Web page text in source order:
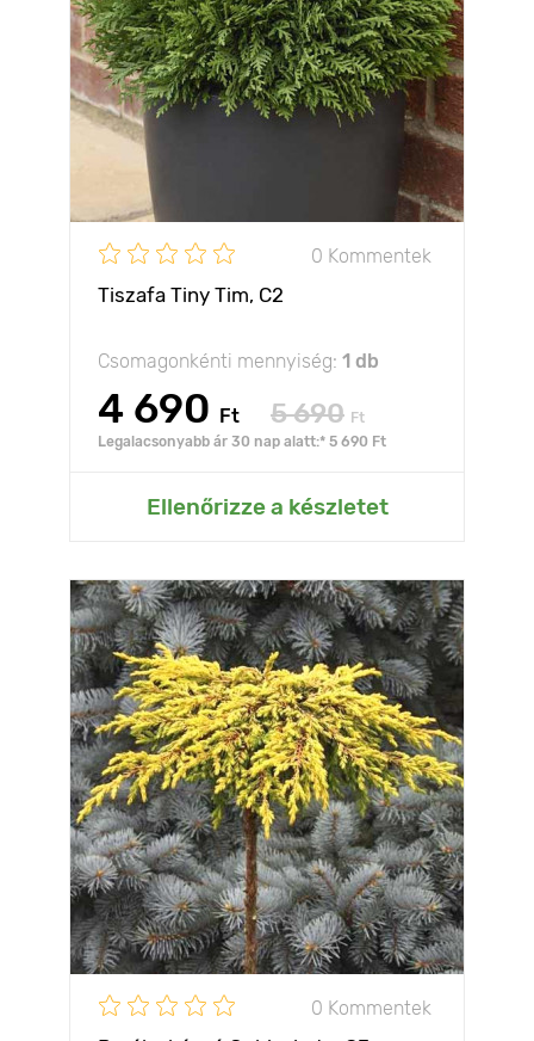
0 Kommentek
Tiszafa Tiny Tim, C2
Csomagonkénti mennyiség: 1 db
4 690 Ft 5 690 Ft
Legalacsonyabb ár 30 nap alatt:* 5 690 Ft
Ellenőrizze a készletet
0 Kommentek